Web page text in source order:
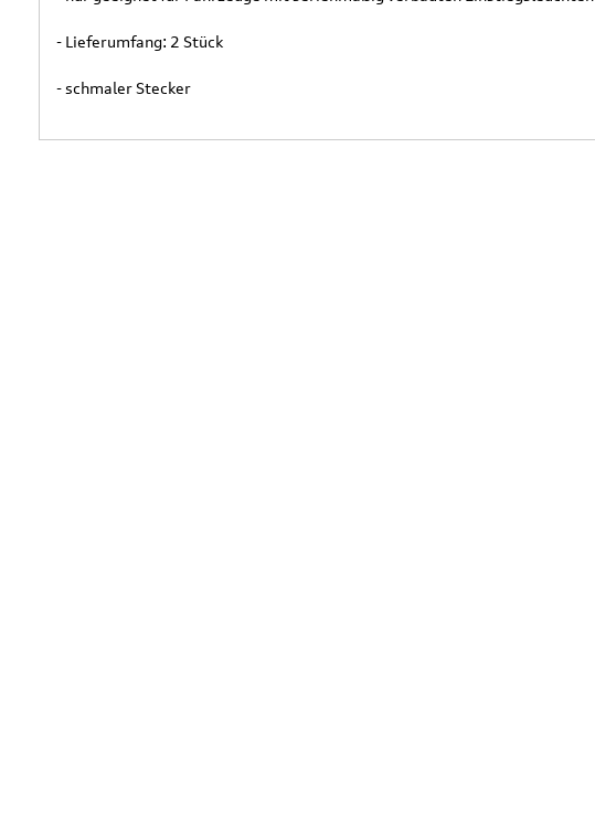
- Lieferumfang: 2 Stück
- schmaler Stecker